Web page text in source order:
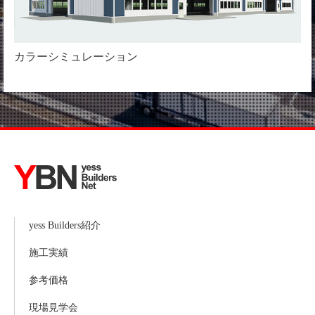
カラーシミュレーション
yess Builders紹介
施工実績
参考価格
現場見学会